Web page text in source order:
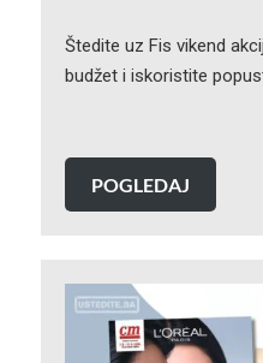
Štedite uz Fis vikend
budžet i iskoristite
POGLEDAJ